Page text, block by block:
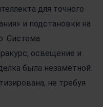
для точного
и подстановки на
Система
освещение и
была незаметной.
не требуя